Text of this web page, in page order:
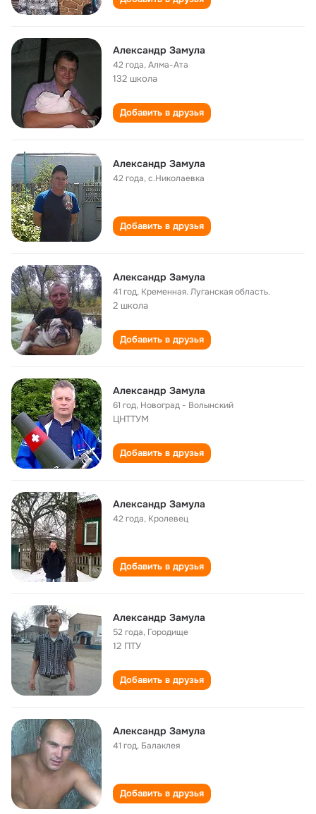
Александр Замула
42 года,Алма-Ата
132 школа
Добавить в друзья
Александр Замула
42 года,с.Николаевка
Добавить в друзья
Александр Замула
41 год, Кременная. Луганская область.
2 школа
Добавить в друзья
Александр Замула
61 год, Новоград - Волынский
ЦНТТУМ
Добавить в друзья
Александр Замула
42 года, Кролевец
Добавить в друзья
Александр Замула
52 года, Городище
12 ПТУ
Добавить в друзья
Александр Замула
41 год, Балаклея
Добавить в друзья